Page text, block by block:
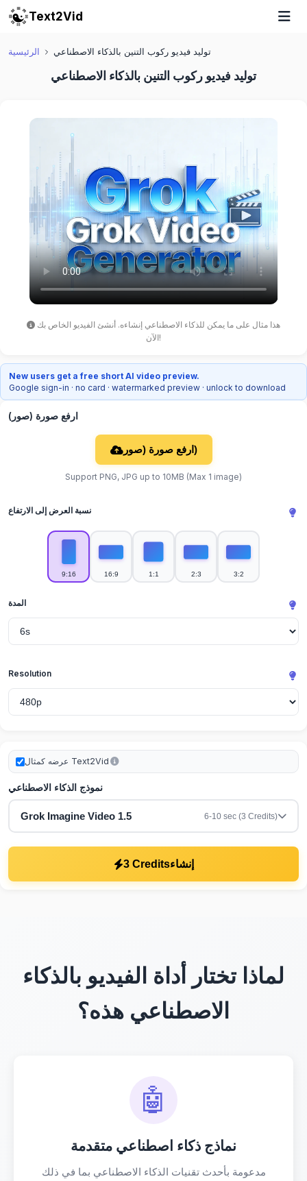
Text2Vid
الرئيسية توليد فيديو ركوب التنين بالذكاء الاصطناعي
توليد فيديو ركوب التنين بالذكاء الاصطناعي
الآن!
New users get a free short AI video preview.
Google sign-in · no card · watermarked preview · unlock to download
ارفع صورة (صور)
ارفع صورة (صور)
Support PNG, JPG up to 10MB (Max 1 image)
نسبة العرض إلى الارتفاع
9:16 16:9 1:1 2:3 3:2
المدة
Resolution
عرضه كمثال Text2Vid
نموذج الذكاء الاصطناعي
Grok Imagine Video 1.5 6-10 sec (3 Credits)
3 Creditsإنشاء
لماذا تختار أداة الفيديو بالذكاء
الاصطناعي هذه؟
🤖
نماذج ذكاء اصطناعي متقدمة
مدعومة بأحدث تقنيات الذكاء الاصطناعي بما في ذلك